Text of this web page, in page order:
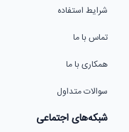
شرایط استفاده
تماس با ما
همکاری با ما
سوالات متداول
شبکه‌های اجتماعی